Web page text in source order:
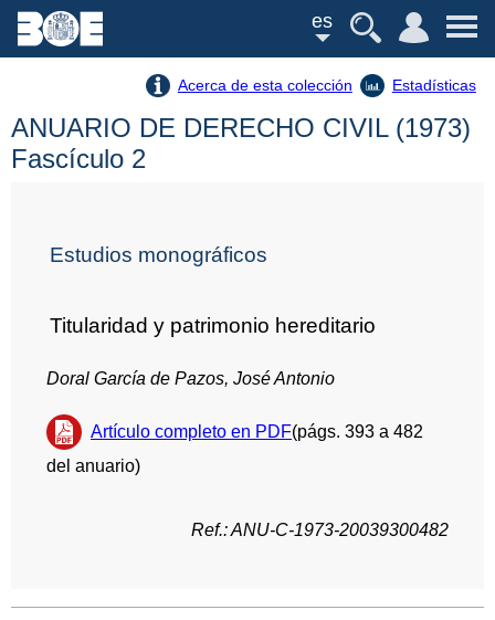
es
Acerca de esta colección Estadísticas
ANUARIO DE DERECHO CIVIL (1973)
Fascículo 2
Estudios monográficos
Titularidad y patrimonio hereditario
Doral García de Pazos, José Antonio
Artículo completo en PDF(págs. 393 a 482
del anuario)
Ref.: ANU-C-1973-20039300482